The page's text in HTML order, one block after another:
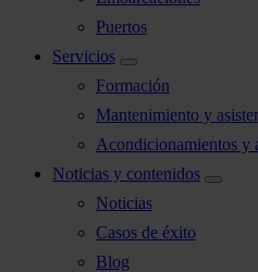
Puertos
Servicios
Formación
Mantenimiento y
Acondicionamientos y
Noticias y contenidos
Noticias
Casos de éxito
Blog